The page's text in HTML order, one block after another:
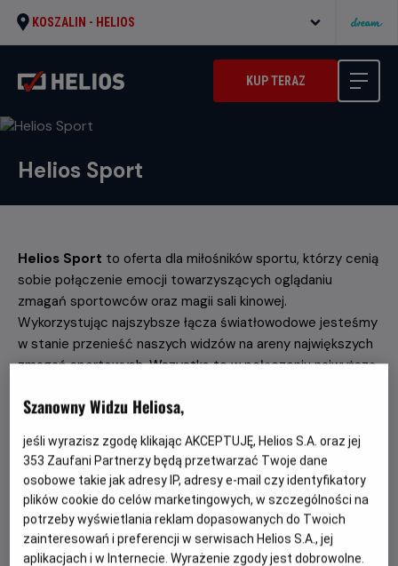
KOSZALIN - HELIOS
KUP TERAZ
Helios Sport
Helios Sport to oferta dla miłośników sportu, którzy cenią
sobie połączenie emocji towarzyszących oglądaniu
zmagań sportowców oraz magii sali kinowej.
Wykorzystując najszybsze łącza światłowodowe jesteśmy
w stanie przenieść naszych widzów na areny największych
zmagań sportowych. Wszystko to w połączeniu najwyższą
Sala kinowa stwarza wyjątkowe możliwości do oglądania
meczów. Z jednej strony przenosi emocje prosto ze
stadionu, z drugiej gwarantuje komfort odbioru dzięki
wygodnym fotelom oraz najwyższej jakości dźwięku i
obrazu.
Niezapomniane emocje gwarantowane.
Szanowny Widzu Heliosa,
jeśli wyrazisz zgodę klikając AKCEPTUJĘ, Helios S.A. oraz jej
353 Zaufani Partnerzy będą przetwarzać Twoje dane
osobowe takie jak adresy IP, adresy e-mail czy identyfikatory
plików cookie do celów marketingowych, w szczególności na
potrzeby wyświetlania reklam dopasowanych do Twoich
zainteresowań i preferencji w serwisach Helios S.A., jej
aplikacjach i w Internecie. Wyrażenie zgody jest dobrowolne.